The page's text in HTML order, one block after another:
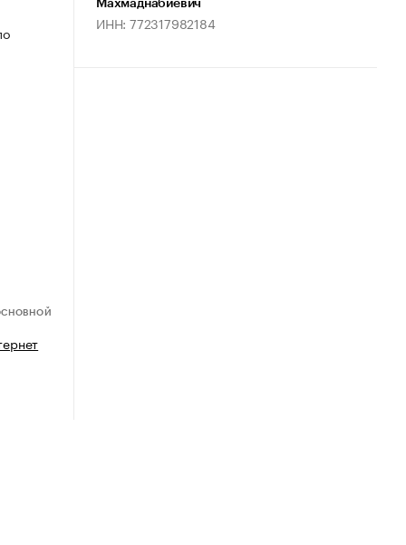
Махмаднабиевич
ИНН: 772317982184